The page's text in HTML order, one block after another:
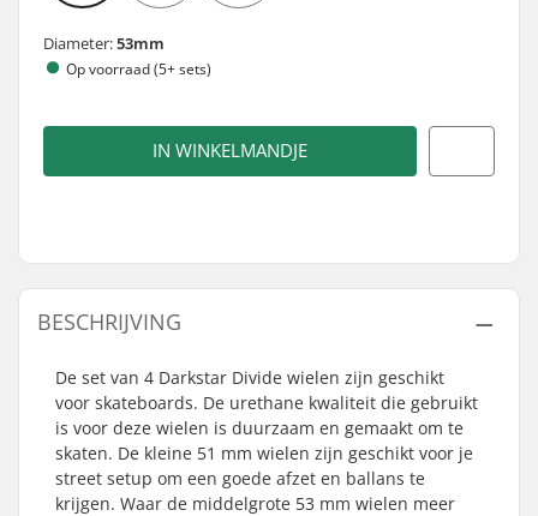
Diameter:53mm
Op voorraad (5+ sets)
IN WINKELMANDJE
BESCHRIJVING
De set van 4 Darkstar Divide wielen zijn geschikt
voor skateboards. De urethane kwaliteit die gebruikt
is voor deze wielen is duurzaam en gemaakt om te
skaten. De kleine 51 mm wielen zijn geschikt voor je
street setup om een goede afzet en ballans te
krijgen. Waar de middelgrote 53 mm wielen meer